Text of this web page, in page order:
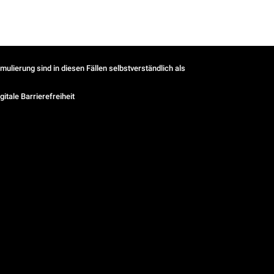
sind in diesen Fällen selbstverständlich als
Barrierefreiheit